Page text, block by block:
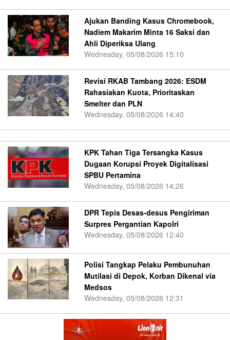
Ajukan Banding Kasus Chromebook,
Nadiem Makarim Minta 16 Saksi dan
Ahli Diperiksa Ulang
Wednesday, 05/08/2026 15:10
Revisi RKAB Tambang 2026: ESDM
Rahasiakan Kuota, Prioritaskan
Smelter dan PLN
Wednesday, 05/08/2026 14:40
KPK Tahan Tiga Tersangka Kasus
Dugaan Korupsi Proyek Digitalisasi
SPBU Pertamina
Wednesday, 05/08/2026 14:26
DPR Tepis Desas-desus Pengiriman
Surpres Pergantian Kapolri
Wednesday, 05/08/2026 12:40
Polisi Tangkap Pelaku Pembunuhan
Mutilasi di Depok, Korban Dikenal via
Medsos
Wednesday, 05/08/2026 12:31